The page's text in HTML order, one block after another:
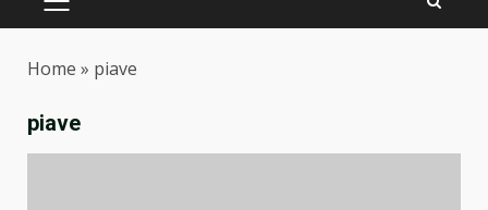
PRIMARY
Home » piave
piave